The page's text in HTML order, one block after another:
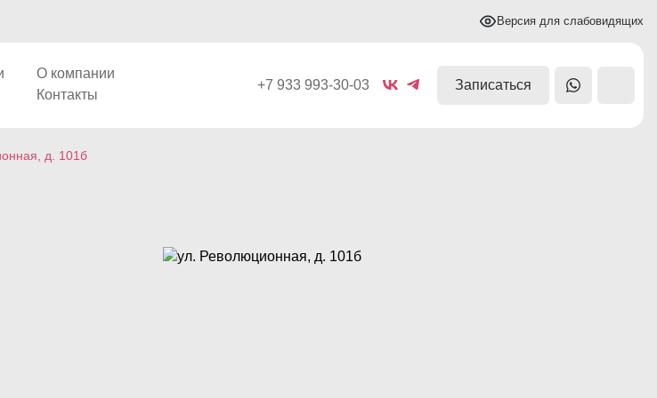
Версия для слабовидящих
О компании
Контакты
+7 933 993-30-03 Записаться
д. 101б